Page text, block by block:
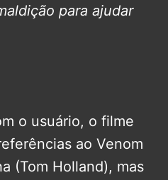
para ajudar
o usuário, o filme
ao Venom
(Tom Holland), mas